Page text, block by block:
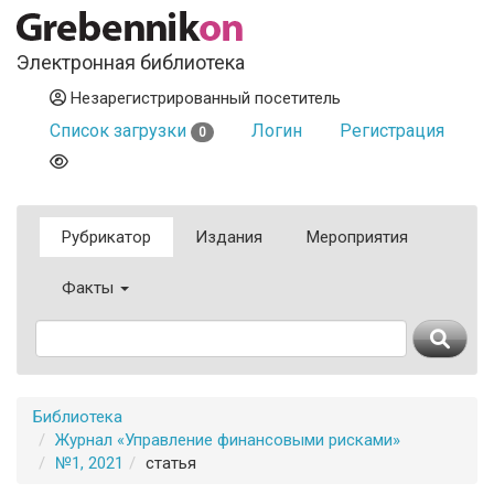
Электронная библиотека
Незарегистрированный посетитель
Список загрузки 0 Логин Регистрация
Рубрикатор Издания Мероприятия
Факты
Библиотека
Журнал «Управление финансовыми рисками»
№1, 2021
статья